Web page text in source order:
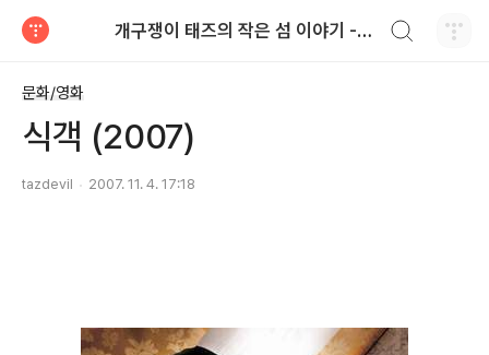
개구쟁이 태즈의 작은 섬 이야기 - blog
문화/영화
식객 (2007)
tazdevil 2007. 11. 4. 17:18